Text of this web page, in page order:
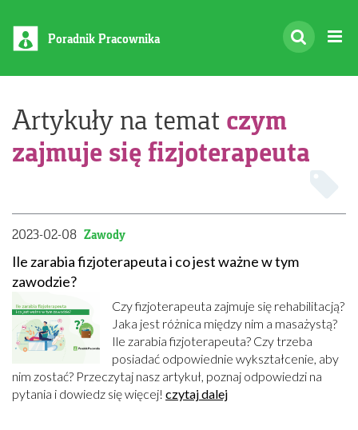
Poradnik Pracownika
Artykuły na temat czym
zajmuje się fizjoterapeuta
2023-02-08 Zawody
Ile zarabia fizjoterapeuta i co jest ważne w tym
zawodzie?
Czy fizjoterapeuta zajmuje się rehabilitacją?
Jaka jest różnica między nim a masażystą?
Ile zarabia fizjoterapeuta? Czy trzeba
posiadać odpowiednie wykształcenie, aby
nim zostać? Przeczytaj nasz artykuł, poznaj odpowiedzi na
pytania i dowiedz się więcej! czytaj dalej